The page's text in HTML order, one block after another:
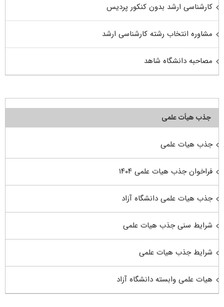
کارشناسی ارشد بدون کنکور پردیس
مشاوره انتخاب رشته کارشناسی ارشد
مصاحبه دانشگاه شاهد
جذب هیأت علمی
جذب هیات علمی
فراخوان جذب هیات علمی ۱۴۰۴
جذب هیات علمی دانشگاه آزاد
شرایط سنی جذب هیات علمی
شرایط جذب هیات علمی
هیات علمی وابسته دانشگاه آزاد